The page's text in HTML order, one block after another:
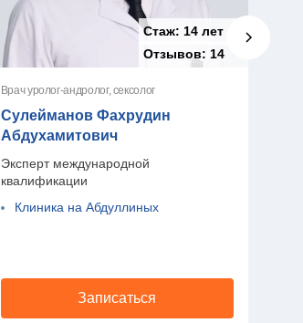
Стаж: 14 лет
Отзывов: 14
Врач уролог-андролог, сексолог
Сулейманов Фахрудин
Абдухамитович
Эксперт международной
квалификации
Клиника на Абдуллиных
Записаться